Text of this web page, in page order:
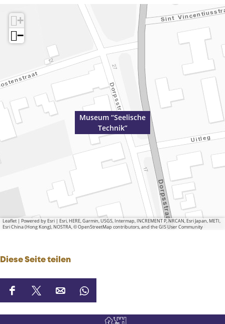
Museum “Seelische
Technik”
+
−
Leaflet | Powered by Esri | Esri, HERE, Garmin, USGS, Intermap, INCREMENT P, NRCAN, Esri Japan, METI,
Esri China (Hong Kong), NOSTRA, © OpenStreetMap contributors, and the GIS User Community
Diese Seite teilen
D
D
D
D